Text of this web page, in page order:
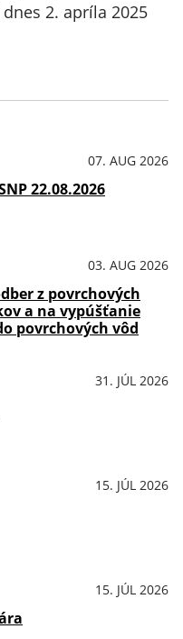
2. apríla 2025
07. AUG 2026
22.08.2026
03. AUG 2026
z povrchových
a na vypúšťanie
povrchových vôd
31. JÚL 2026
15. JÚL 2026
15. JÚL 2026